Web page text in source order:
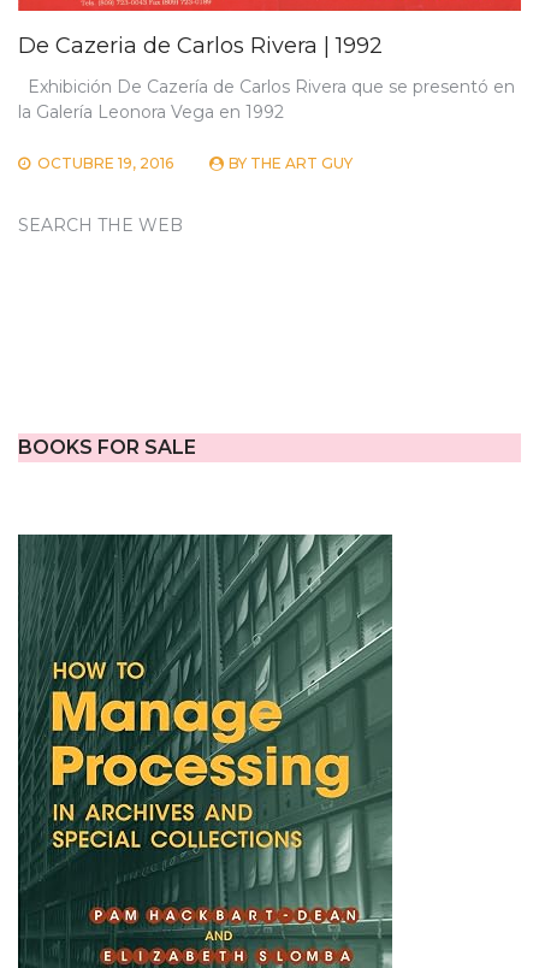
De Cazeria de Carlos Rivera | 1992
Exhibición De Cazería de Carlos Rivera que se presentó en
la Galería Leonora Vega en 1992
OCTUBRE 19, 2016 BY THE ART GUY
SEARCH THE WEB
BOOKS FOR SALE